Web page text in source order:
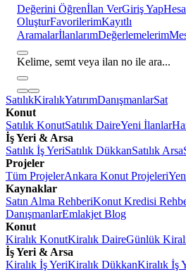
Değerini Öğrenİlan VerGiriş Yap
OluşturFavorilerimKayıtlı
AramalarİlanlarımDeğerlemelerim
Kelime, semt veya ilan no ile ara...
SatılıkKiralıkYatırımDanışmanlarSat
Konut
Satılık KonutSatılık DaireYeni İlanlar
İş Yeri & Arsa
Satılık İş YeriSatılık DükkanSatılık Arsa
Projeler
Tüm ProjelerAnkara Konut Projeleri
Kaynaklar
Satın Alma RehberiKonut Kredisi
DanışmanlarEmlakjet Blog
Konut
Kiralık KonutKiralık DaireGünlük
İş Yeri & Arsa
Kiralık İş YeriKiralık DükkanKiralık İş